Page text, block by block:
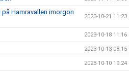
Hamravallen imorgon
2023-10-21 11:23
2023-10-18 11:16
2023-10-13 08:15
2023-10-10 19:24